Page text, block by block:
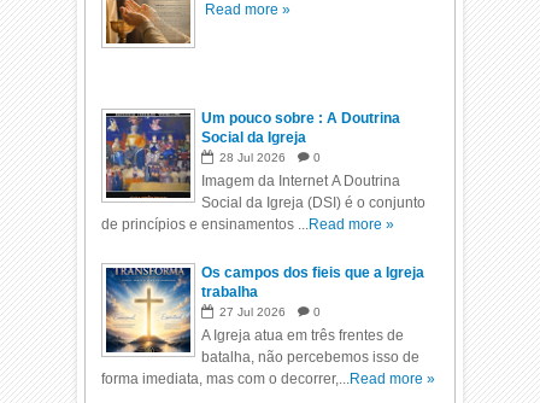
Read more »
Um pouco sobre : A Doutrina
Social da Igreja
28 Jul 2026 0
Imagem da Internet A Doutrina
Social da Igreja (DSI) é o conjunto
de princípios e ensinamentos ...Read more »
Os campos dos fieis que a Igreja
trabalha
27 Jul 2026 0
A Igreja atua em três frentes de
batalha, não percebemos isso de
forma imediata, mas com o decorrer,...Read more »